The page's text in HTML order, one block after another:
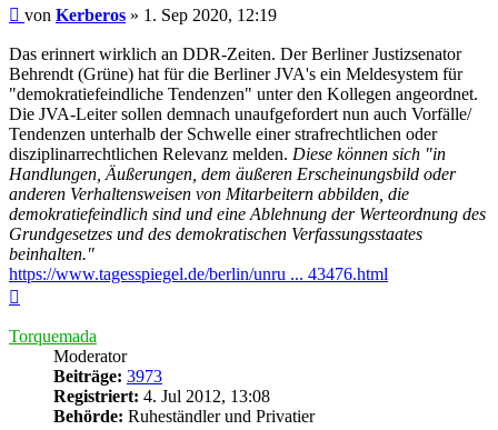
Beitrag
von Kerberos » 1. Sep 2020, 12:19
Das erinnert wirklich an DDR-Zeiten. Der Berliner Justizsenator
Behrendt (Grüne) hat für die Berliner JVA's ein Meldesystem für
"demokratiefeindliche Tendenzen" unter den Kollegen angeordnet.
Die JVA-Leiter sollen demnach unaufgefordert nun auch Vorfälle/
Tendenzen unterhalb der Schwelle einer strafrechtlichen oder
disziplinarrechtlichen Relevanz melden. Diese können sich "in
Handlungen, Äußerungen, dem äußeren Erscheinungsbild oder
anderen Verhaltensweisen von Mitarbeitern abbilden, die
demokratiefeindlich sind und eine Ablehnung der Werteordnung des
Grundgesetzes und des demokratischen Verfassungsstaates
beinhalten."
https://www.tagesspiegel.de/berlin/unru ... 43476.html
Torquemada
Moderator
Beiträge: 3973
Registriert: 4. Jul 2012, 13:08
Behörde: Ruheständler und Privatier